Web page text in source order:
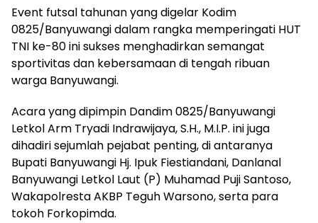
Event futsal tahunan yang digelar Kodim
0825/Banyuwangi dalam rangka memperingati HUT
TNI ke-80 ini sukses menghadirkan semangat
sportivitas dan kebersamaan di tengah ribuan
warga Banyuwangi.
Acara yang dipimpin Dandim 0825/Banyuwangi
Letkol Arm Tryadi Indrawijaya, S.H., M.I.P. ini juga
dihadiri sejumlah pejabat penting, di antaranya
Bupati Banyuwangi Hj. Ipuk Fiestiandani, Danlanal
Banyuwangi Letkol Laut (P) Muhamad Puji Santoso,
Wakapolresta AKBP Teguh Warsono, serta para
tokoh Forkopimda.